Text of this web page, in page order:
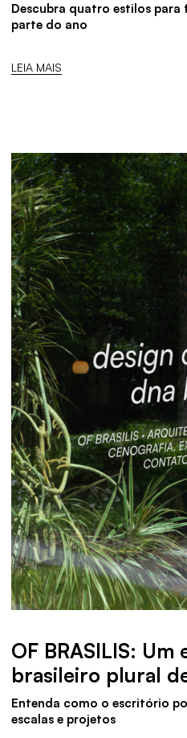
Descubra quatro estilos
parte do ano
LEIA MAIS
OF BRASILIS:
brasileiro plural
Entenda como o escritório
escalas e projetos